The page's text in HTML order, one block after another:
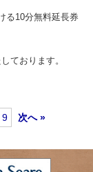
る10分無料延長券
ております。
9 次へ »